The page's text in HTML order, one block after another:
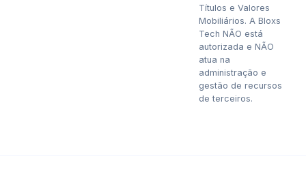
Títulos e Valores
Mobiliários. A Bloxs
Tech NÃO está
autorizada e NÃO
atua na
administração e
gestão de recursos
de terceiros.